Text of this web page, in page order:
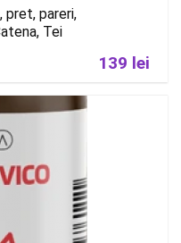
pret, pareri,
Tei
139 lei